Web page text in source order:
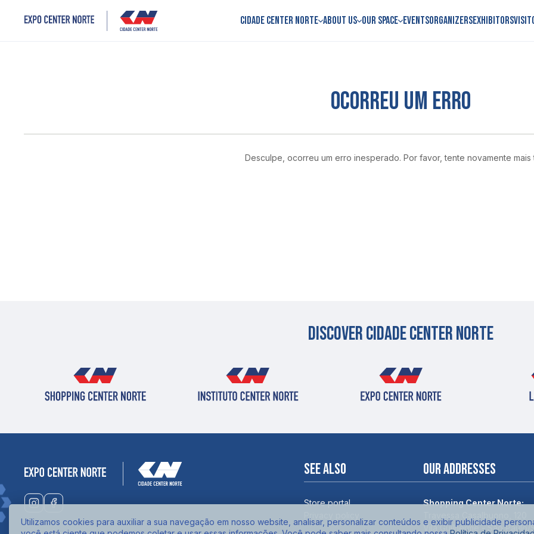
Cidade Center Norte About us Our space EventsOrganizersExhibitors
OCORREU UM ERRO
Desculpe, ocorreu um erro inesperado. Por favor, tente novamente mais
Discover cidade center norte
See also
Store portal
Our addresses
Shopping Center Norte:
Vila Guilherme - São Paulo/
Utilizamos cookies para auxiliar a sua navegação em nosso website, analisar, personalizar conteúdos e exibir publicidade